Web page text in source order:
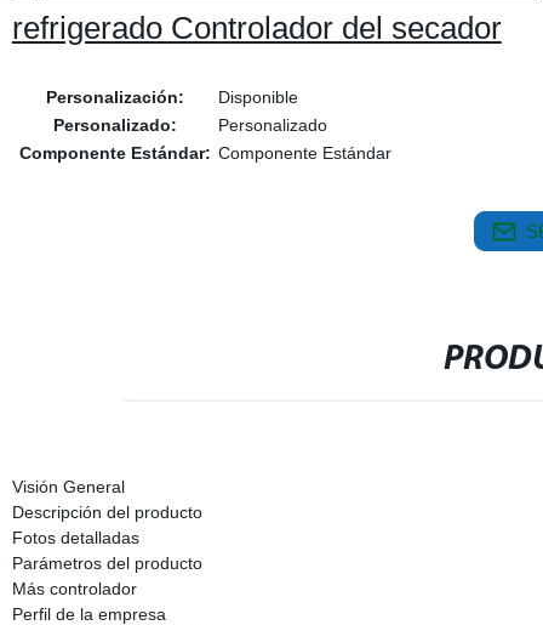
refrigerado Controlador del secador
Personalización:
Disponible
Personalizado:
Personalizado
Componente Estándar: Componente Estándar
Visión General
Descripción del producto
Fotos detalladas
Parámetros del producto
Más controlador
Perfil de la empresa